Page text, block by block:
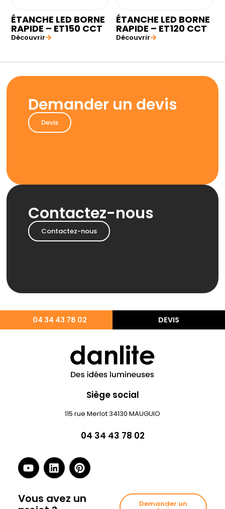
ÉTANCHE LED BORNE
RAPIDE – ET150 CCT
Découvrir
ÉTANCHE LED BORNE
RAPIDE – ET120 CCT
Découvrir
Demander un devis
Devis
Contactez-nous
Contactez-nous
04 34 43 78 02 DEVIS
Siège social
115 rue Merlot 34130 MAUGUIO
04 34 43 78 02
Vous avez un
Demander un